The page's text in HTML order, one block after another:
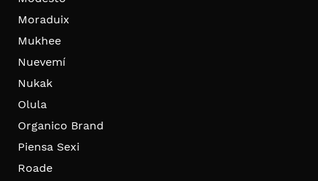
Moraduix
Mukhee
Nuevemí
Nukak
Olula
Organico Brand
Piensa Sexi
Roade